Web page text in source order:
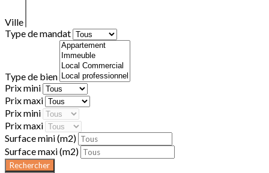
Ville
Type de mandat
Type de bien
Prix mini
Prix maxi
Prix mini
Prix maxi
Surface mini(m2)
Surface maxi(m2)